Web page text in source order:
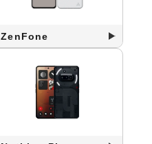
ZenFone